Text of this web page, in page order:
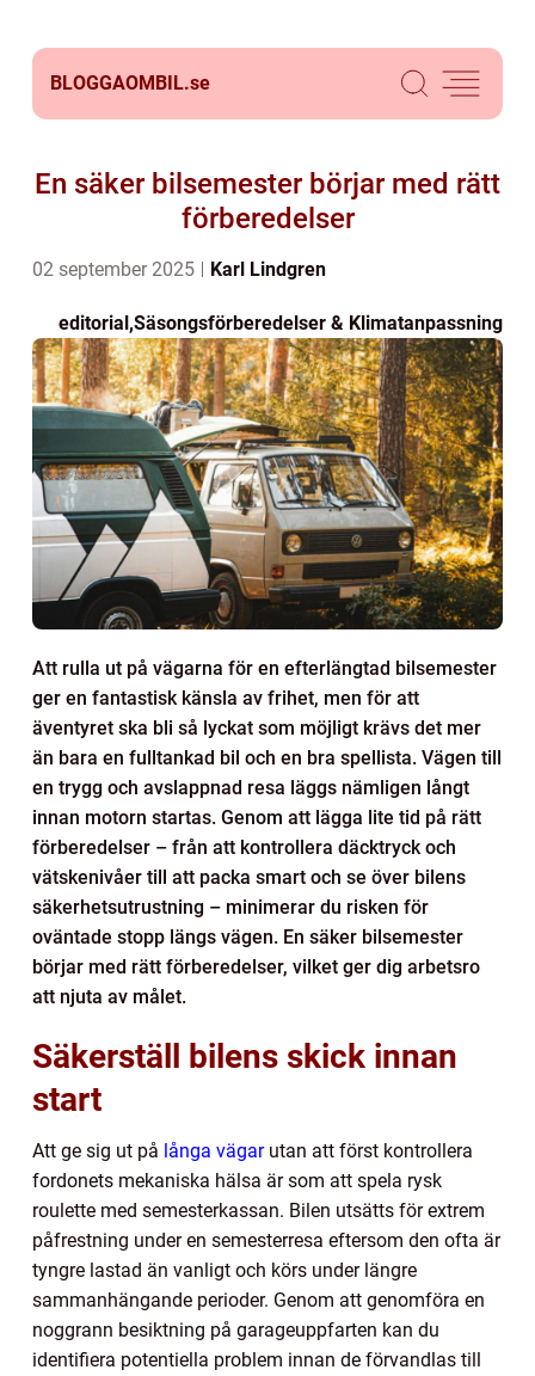
BLOGGAOMBIL.se
En säker bilsemester börjar med rätt
förberedelser
02 september 2025 Karl Lindgren
editorial,Säsongsförberedelser & Klimatanpassning
Att rulla ut på vägarna för en efterlängtad bilsemester
ger en fantastisk känsla av frihet, men för att
äventyret ska bli så lyckat som möjligt krävs det mer
än bara en fulltankad bil och en bra spellista. Vägen till
en trygg och avslappnad resa läggs nämligen långt
innan motorn startas. Genom att lägga lite tid på rätt
förberedelser – från att kontrollera däcktryck och
vätskenivåer till att packa smart och se över bilens
säkerhetsutrustning – minimerar du risken för
oväntade stopp längs vägen. En säker bilsemester
börjar med rätt förberedelser, vilket ger dig arbetsro
att njuta av målet.
Säkerställ bilens skick innan
start
Att ge sig ut på långa vägarutan att först kontrollera
fordonets mekaniska hälsa är som att spela rysk
roulette med semesterkassan. Bilen utsätts för extrem
påfrestning under en semesterresa eftersom den ofta är
tyngre lastad än vanligt och körs under längre
sammanhängande perioder. Genom att genomföra en
noggrann besiktning på garageuppfarten kan du
identifiera potentiella problem innan de förvandlas till